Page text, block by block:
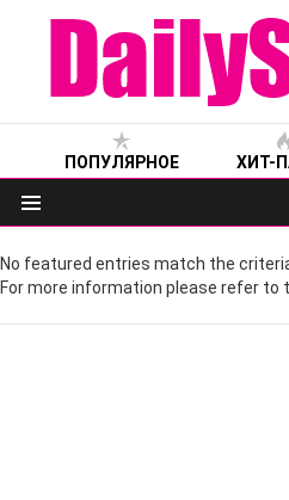
ПОПУЛЯРНОЕ ХИТ-
Меню
No featured entries match the
For more information please refer to